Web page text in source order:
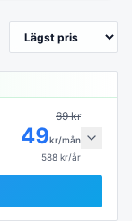
69kr
49kr/mån
588 kr/år